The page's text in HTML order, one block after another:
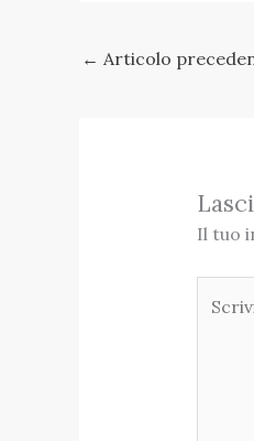
← Articolo
Il tuo